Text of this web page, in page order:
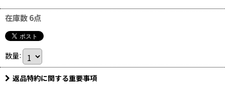
在庫数 6点
数量:
返品特約に関する重要事項